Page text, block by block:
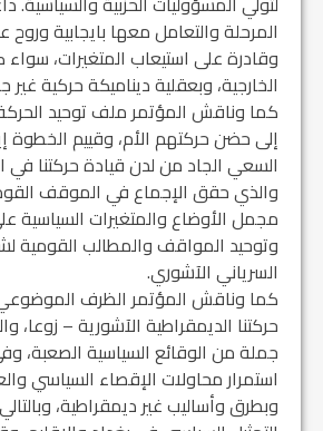
المرحلة والتعامل معها بايجابية
وقادرة على استيعاب المتغيرات، سواء
الخارجية، وبعقلية ديناميكة حركية
كما وناقش المؤتمر ملف توحيد
إلى حضن حركتهم الأم، وقييم الخطوة
السعي الجاد من لدن قيادة حركتنا في
والذي حقق الإجماع في الموقف
مجمل الأوضاع والمتغيرات السياسية
وتوحيد المواقف والمطالب القومية
السرياني الآشوري.
كما وناقش المؤتمر الظرف
حركتنا الديمقراطية الآشورية – زوعا،
جملة من الوقائع السياسية الصعبة،
استمرار محاولات الإقصاء السياسي
وبطرق وأساليب غير ديمقراطية،